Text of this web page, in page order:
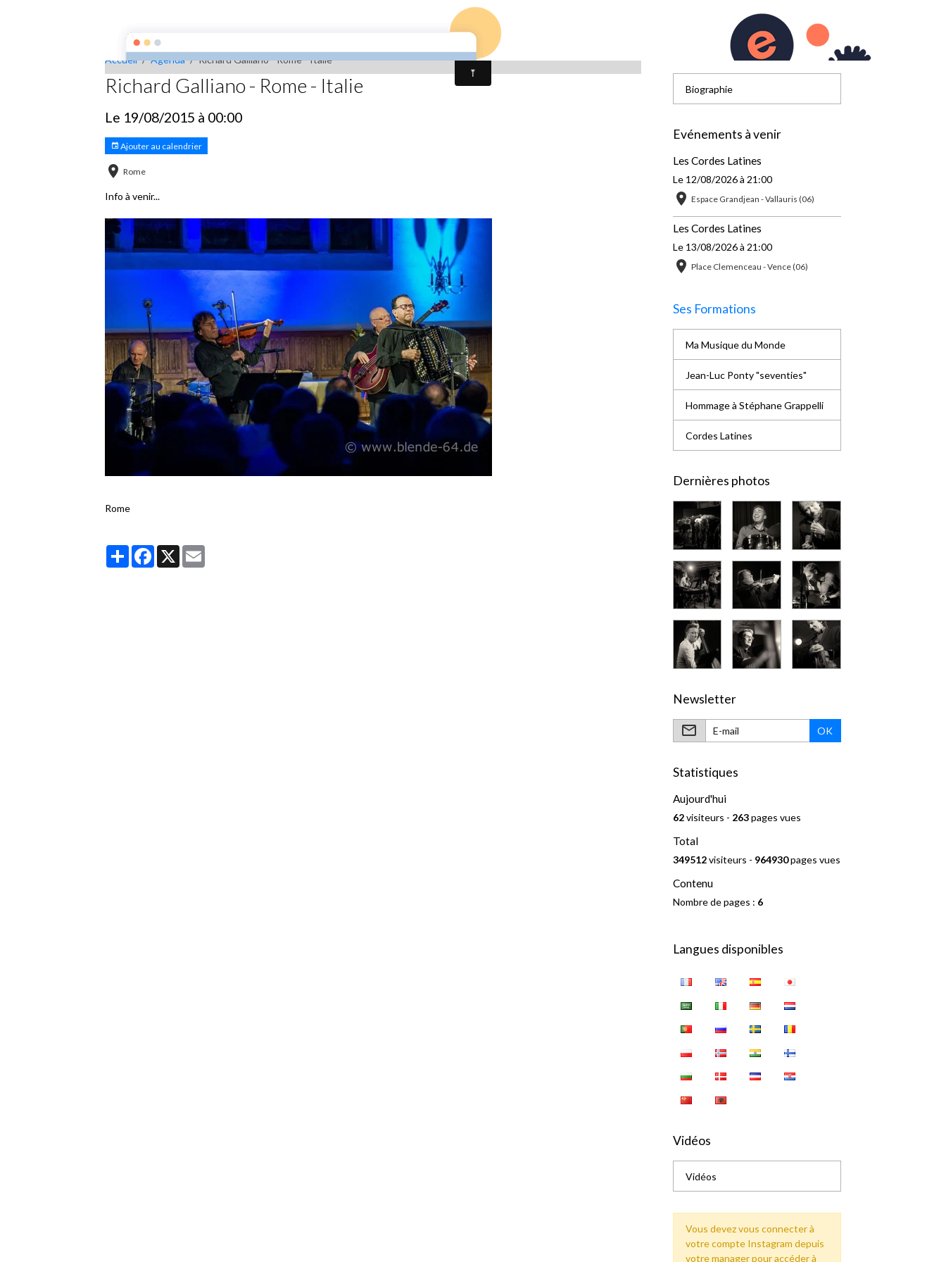
Newsletter Contact
Accueil Agenda Richard Galliano - Rome - Italie
Richard Galliano - Rome - Italie
Le 19/08/2015 à 00:00
Ajouter au calendrier
Rome
Info à venir...
Rome
PartagerFacebook
X
Biographie
Evénements à venir
Les Cordes Latines
Le 12/08/2026à 21:00
Espace Grandjean - Vallauris (06)
Les Cordes Latines
Le 13/08/2026à 21:00
Place Clemenceau - Vence (06)
Ses Formations
Ma Musique du Monde
Jean-Luc Ponty "seventies"
Hommage à Stéphane Grappelli
Cordes Latines
Dernières photos
Newsletter
OK
Statistiques
Aujourd'hui
62visiteurs - 263pages vues
Total
349512visiteurs - 964930pages vues
Contenu
Nombre de pages : 6
Langues disponibles
Vidéos
Vidéos
Vous devez vous connecter à
votre compte Instagram depuis
votre manager pour accéder à